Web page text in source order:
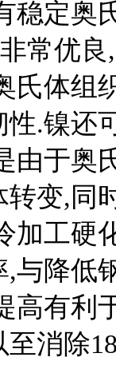
稳定奥
常优
氏体组
性.镍还
由于奥
变,同
加工硬
与降低
高有利
消除